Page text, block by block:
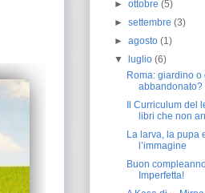
►ottobre (5)
►settembre (3)
►agosto (1)
▼ luglio (6)
Roma: giardino o
abbandonato?
Il Curriculum del
libri che non
La larva, la pupa
l’immagine
Buon
Imperfetta!